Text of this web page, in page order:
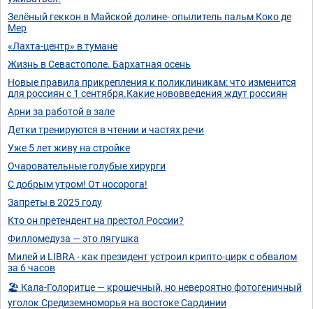
Зелёный геккон в Майской долине- опылитель пальм Коко де
Мер
«Лахта-центр» в тумане
Жизнь в Севастополе. Бархатная осень
Новые правила прикрепления к поликлиникам: что изменится
для россиян с 1 сентября.Какие нововведения ждут россиян
Арни за работой в зале
Детки тренируются в чтении и частях речи
Уже 5 лет живу на стройке
Очаровательные голубые хирурги
С добрым утром! От носорога!
Запреты в 2025 году
Кто он претендент на престол России?
Филломедуза — это лягушка
Милей и LIBRA - как президент устроил крипто-цирк с обвалом
за 6 часов
🏖 Кала-Голоритце — крошечный, но невероятно фотогеничный
уголок Средиземноморья на востоке Сардинии